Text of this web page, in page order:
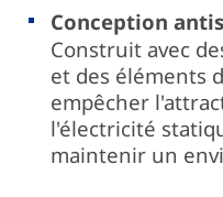
Conception
Construit avec
et des éléments
empêcher
l'électricité
maintenir un